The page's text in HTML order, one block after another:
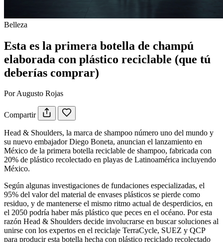
Belleza
Esta es la primera botella de champú
elaborada con plástico reciclable (que tú
deberías comprar)
Por Augusto Rojas
Compartir
Head & Shoulders, la marca de shampoo número uno del mundo y
su nuevo embajador Diego Boneta, anuncian el lanzamiento en
México de la primera botella reciclable de shampoo, fabricada con
20% de plástico recolectado en playas de Latinoamérica incluyendo
México.
Según algunas investigaciones de fundaciones especializadas, el
95% del valor del material de envases plásticos se pierde como
residuo, y de mantenerse el mismo ritmo actual de desperdicios, en
el 2050 podría haber más plástico que peces en el océano. Por esta
razón Head & Shoulders decide involucrarse en buscar soluciones al
unirse con los expertos en el reciclaje TerraCycle, SUEZ y QCP
para producir esta botella hecha con plástico reciclado recolectado